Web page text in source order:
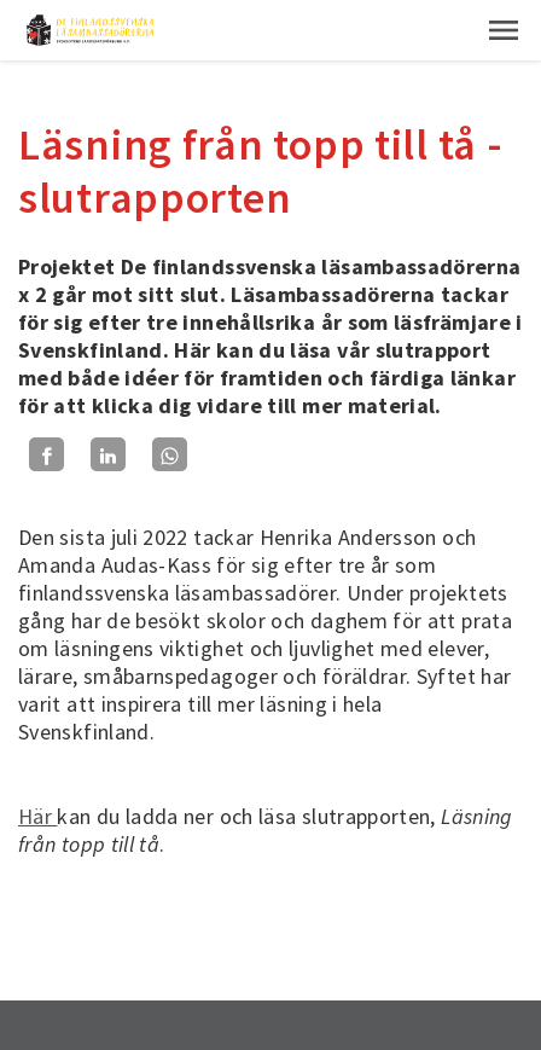
Läsning från topp till tå -
slutrapporten
Projektet De finlandssvenska läsambassadörerna
x 2 går mot sitt slut. Läsambassadörerna tackar
för sig efter tre innehållsrika år som läsfrämjare i
Svenskfinland. Här kan du läsa vår slutrapport
med både idéer för framtiden och färdiga länkar
för att klicka dig vidare till mer material.
Den sista juli 2022 tackar Henrika Andersson och
Amanda Audas-Kass för sig efter tre år som
finlandssvenska läsambassadörer. Under projektets
gång har de besökt skolor och daghem för att prata
om läsningens viktighet och ljuvlighet med elever,
lärare, småbarnspedagoger och föräldrar. Syftet har
varit att inspirera till mer läsning i hela
Svenskfinland.
Här kan du ladda ner och läsa slutrapporten, Läsning
från topp till tå.